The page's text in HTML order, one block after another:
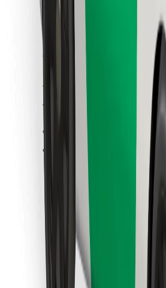
Ehdot
Evästeet
Turvallisuus
Hanki kyyti hetkessä!
Lataa Bolt Food -sovellus